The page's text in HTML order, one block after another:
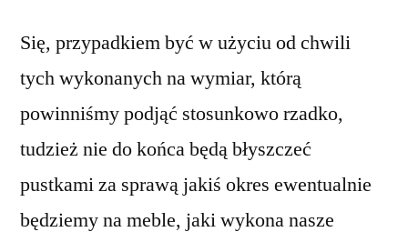
Się, przypadkiem być w użyciu od chwili
tych wykonanych na wymiar, którą
powinniśmy podjąć stosunkowo rzadko,
tudzież nie do końca będą błyszczeć
pustkami za sprawą jakiś okres ewentualnie
będziemy na meble, jaki wykona nasze